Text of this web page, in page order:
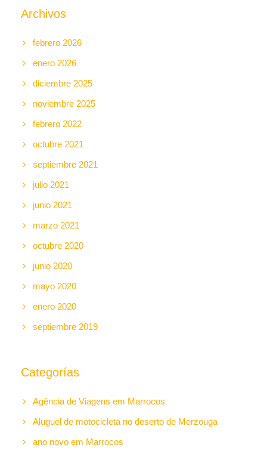
Archivos
febrero 2026
enero 2026
diciembre 2025
noviembre 2025
febrero 2022
octubre 2021
septiembre 2021
julio 2021
junio 2021
marzo 2021
octubre 2020
junio 2020
mayo 2020
enero 2020
septiembre 2019
Categorías
Agência de Viagens em Marrocos
Aluguel de motocicleta no deserto de Merzouga
ano novo em Marrocos